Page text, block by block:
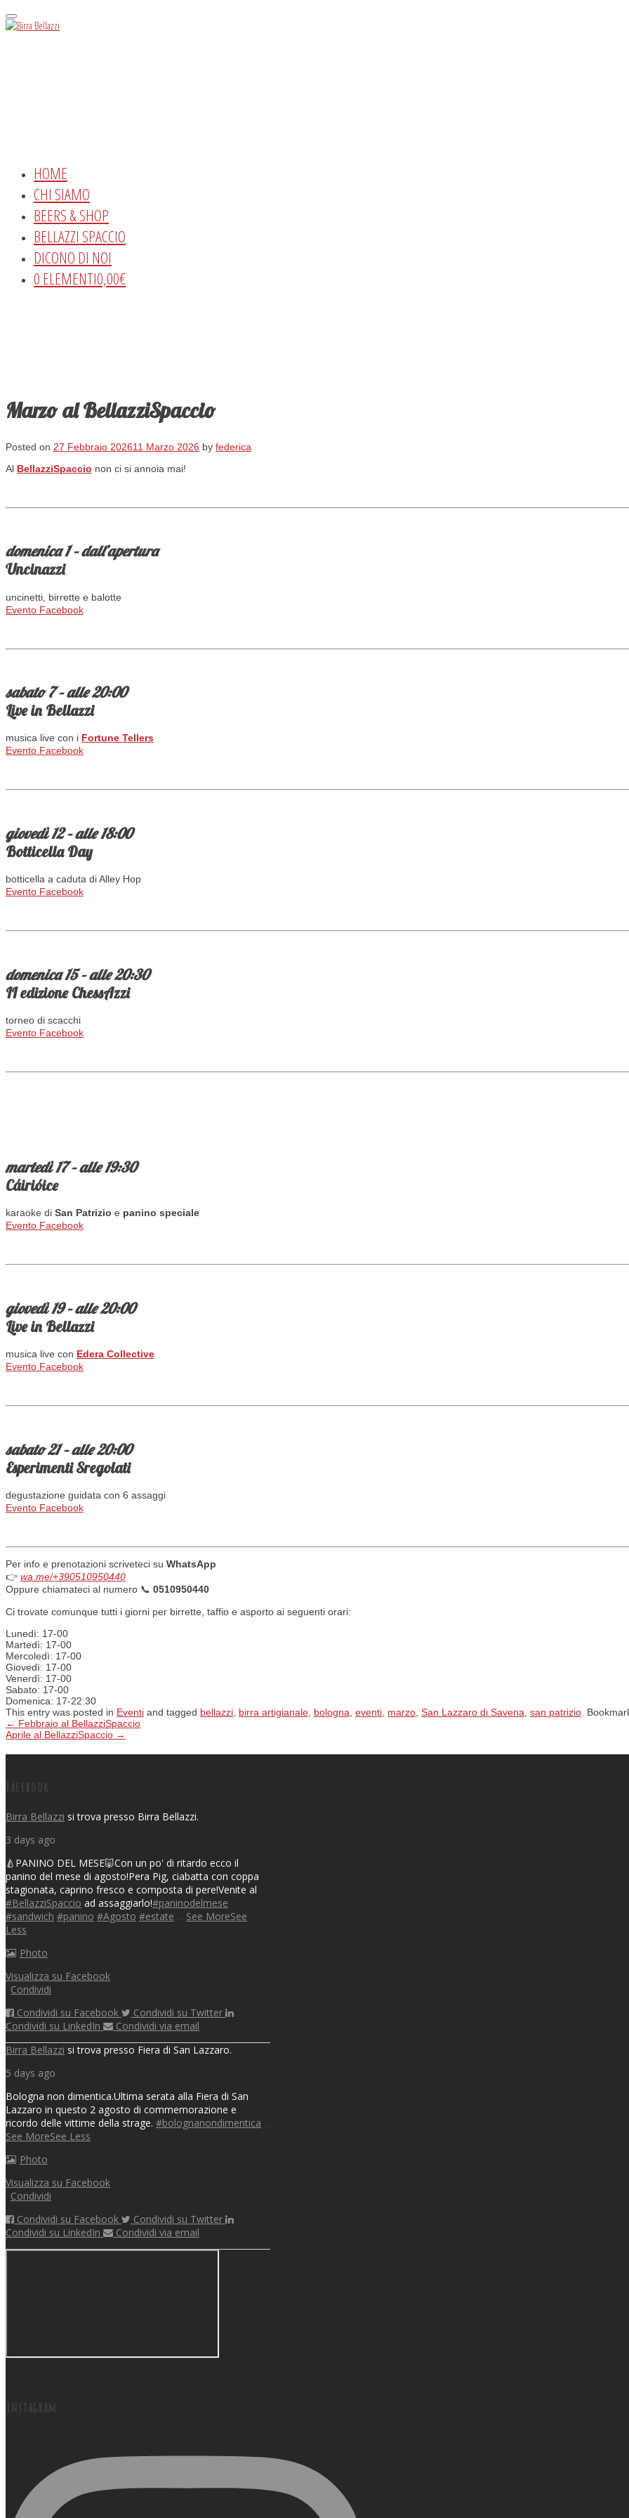
Menu
HOME
CHI SIAMO
BEERS & SHOP
BELLAZZI SPACCIO
DICONO DI NOI
0 ELEMENTI0,00€
Marzo al BellazziSpaccio
Posted on 27 Febbraio 202611 Marzo 2026 by federica
Al BellazziSpaccio non ci si annoia mai!
domenica 1 – dall’apertura
Uncinazzi
uncinetti, birrette e balotte
Evento Facebook
sabato 7 – alle 20:00
Live in Bellazzi
musica live con i Fortune Tellers
Evento Facebook
giovedì 12 – alle 18:00
Botticella Day
botticella a caduta di Alley Hop
Evento Facebook
domenica 15 – alle 20:30
II edizione ChessAzzi
torneo di scacchi
Evento Facebook
martedì 17 – alle 19:30
Cáirióice
karaoke di San Patrizio e panino speciale
Evento Facebook
giovedì 19 – alle 20:00
Live in Bellazzi
musica live con Edera Collective
Evento Facebook
sabato 21 – alle 20:00
Esperimenti Sregolati
degustazione guidata con 6 assaggi
Evento Facebook
Per info e prenotazioni scriveteci su WhatsApp
👉 wa.me/+390510950440
Oppure chiamateci al numero 📞 0510950440
Ci trovate comunque tutti i giorni per birrette, taffio e asporto ai seguenti orari:
Lunedì: 17-00
Martedì: 17-00
Mercoledì: 17-00
Giovedì: 17-00
Venerdì: 17-00
Sabato: 17-00
Domenica: 17-22:30
This entry was posted in Eventi and tagged bellazzi birra artigianale bologna eventi marzo San Lazzaro di Savena san patrizio .
Post navigation
← Febbraio al BellazziSpaccio
Aprile al BellazziSpaccio →
Facebook
Birra Bellazzi si trova presso Birra Bellazzi.
3 days ago
🍐PANINO DEL MESE🐷Con un po' di ritardo ecco il
panino del mese di agosto!Pera Pig, ciabatta con coppa
stagionata, caprino fresco e composta di pere!Venite al
#BellazziSpaccio ad assaggiarlo!#paninodelmese
#sandwich #panino #Agosto #estate See MoreSee
Less
Photo
Visualizza su Facebook
Condividi
Condividi su Facebook
Condividi su Twitter
Condividi su LinkedIn
Condividi via email
Birra Bellazzi si trova presso Fiera di San Lazzaro.
5 days ago
Bologna non dimentica.Ultima serata alla Fiera di San
Lazzaro in questo 2 agosto di commemorazione e
ricordo delle vittime della strage. #bolognanondimentica
See MoreSee Less
Photo
Visualizza su Facebook
Condividi
Condividi su Facebook
Condividi su Twitter
Condividi su LinkedIn
Condividi via email
instagram